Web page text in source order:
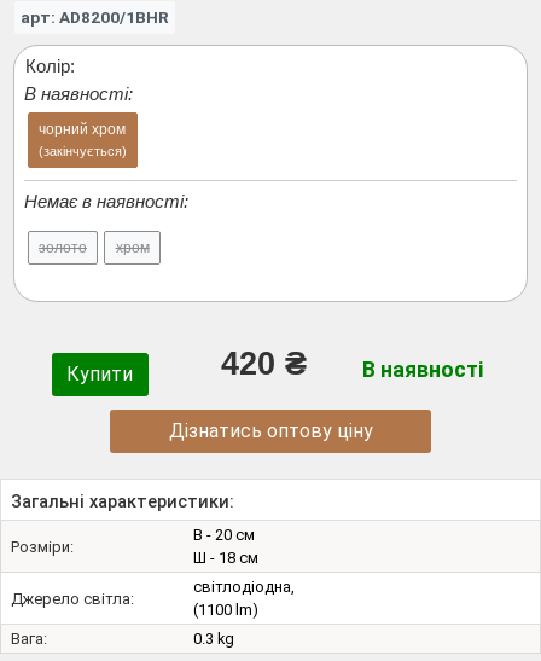
арт: AD8200/1BHR
Колір:
В наявності:
чорний хром
(закінчується)
Немає в наявності:
золото хром
Купити 420 ₴ В наявності
Дізнатись оптову ціну
Загальні характеристики:
Розміри:
В - 20 см
Ш - 18 см
Джерело світла:
світлодіодна,
(1100 lm)
Вага:
0.3 kg